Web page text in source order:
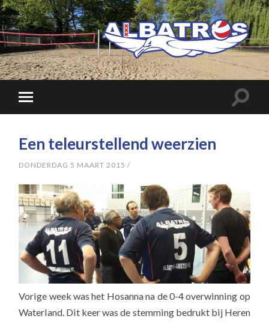
Een teleurstellend weerzien
DONDERDAG 5 MAART 2015 /
Vorige week was het Hosanna na de 0-4 overwinning op
Waterland. Dit keer was de stemming bedrukt bij Heren